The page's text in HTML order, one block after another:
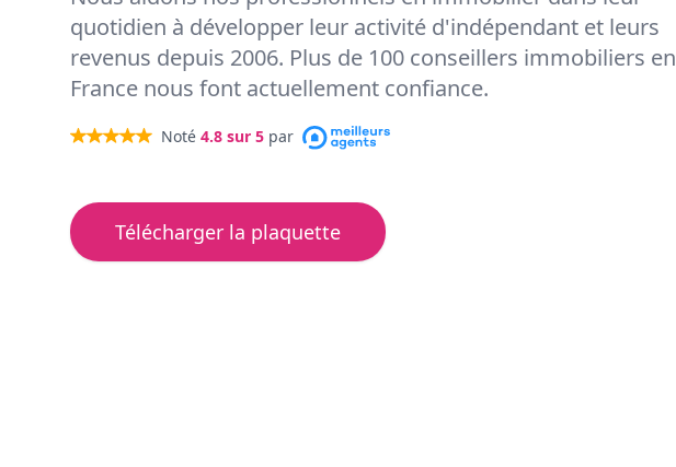
quotidien à développer leur activité d'indépendant et leurs
revenus depuis 2006. Plus de 100 conseillers immobiliers en
France nous font actuellement confiance.
Noté 4.8 sur 5 par
Télécharger la plaquette